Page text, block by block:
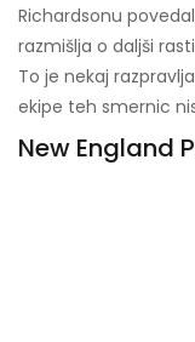
Richardsonu
razmišlja o daljši
To je nekaj
ekipe teh smernic
New England